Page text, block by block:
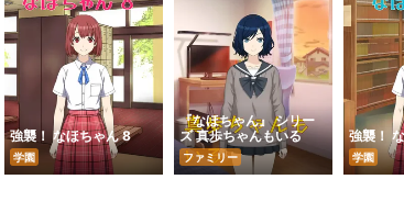
強襲！ なほちゃん 8
学園
『なほちゃん』 シリー
ズ 真歩ちゃんもいる
ファミリー
強襲！
学園